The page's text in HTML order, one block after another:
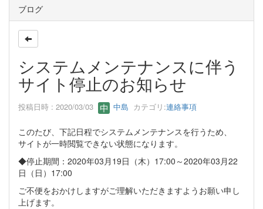
ブログ
システムメンテナンスに伴う
サイト停止のお知らせ
投稿日時 : 2020/03/03 中島 カテゴリ:連絡事項
このたび、下記日程でシステムメンテナンスを行うため、
サイトが一時閲覧できない状態になります。
◆停止期間：2020年03月19日（木）17:00～2020年03月22
日（日）17:00
ご不便をおかけしますがご理解いただきますようお願い申し
上げます。